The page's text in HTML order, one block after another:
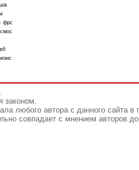
фрс
законом.
любого автора с данного сайта
совпадает с мнением авторов